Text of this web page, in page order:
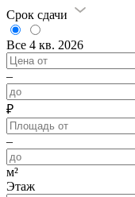
Срок сдачи
Все 4 кв. 2026
–
₽
–
м²
Этаж